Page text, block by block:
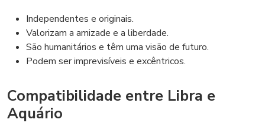
Independentes e originais.
Valorizam a amizade e a liberdade.
São humanitários e têm uma visão de futuro.
Podem ser imprevisíveis e excêntricos.
Compatibilidade entre Libra e
Aquário